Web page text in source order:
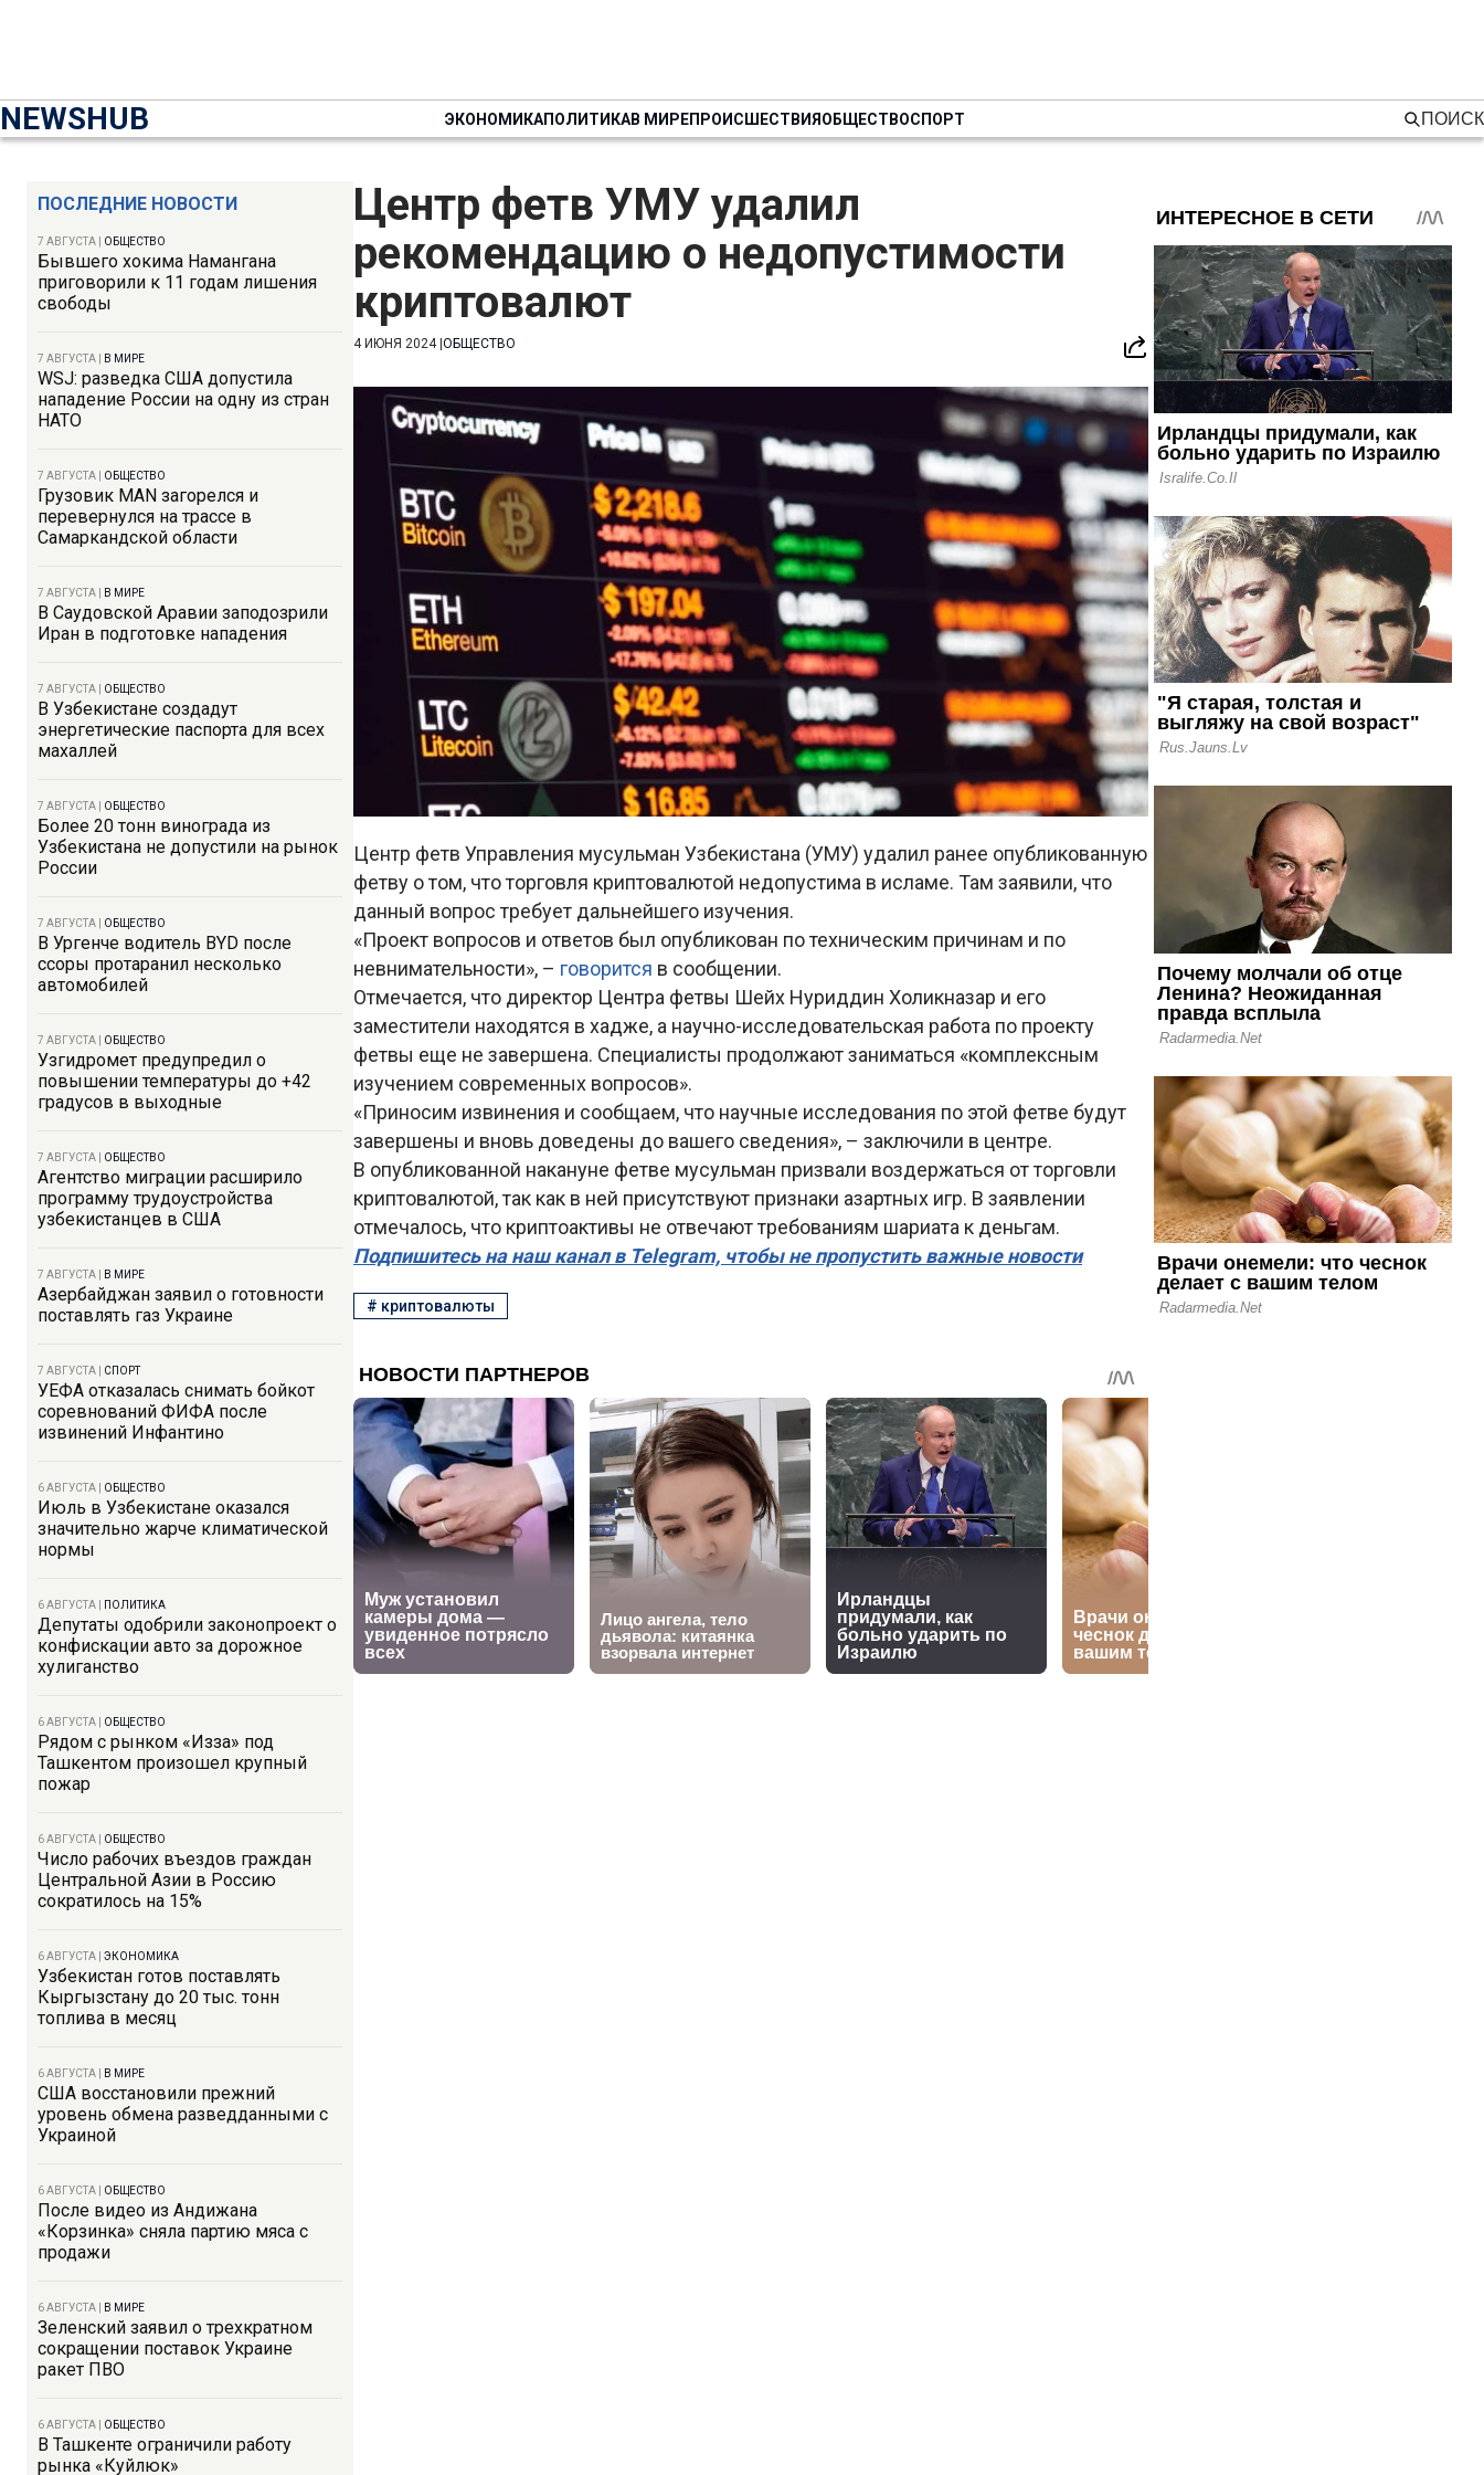
NEWSHUB ЭКОНОМИКАПОЛИТИКАВ МИРЕПРОИСШЕСТВИЯОБЩЕСТВОСПОРТ ПОИСК
ПОСЛЕДНИЕ НОВОСТИ
7 АВГУСТА ОБЩЕСТВО
Бывшего хокима Намангана
приговорили к 11 годам лишения
свободы
7 АВГУСТА В МИРЕ
WSJ: разведка США допустила
нападение России на одну из стран
НАТО
7 АВГУСТА ОБЩЕСТВО
Грузовик MAN загорелся и
перевернулся на трассе в
Самаркандской области
7 АВГУСТА В МИРЕ
В Саудовской Аравии заподозрили
Иран в подготовке нападения
7 АВГУСТА ОБЩЕСТВО
В Узбекистане создадут
энергетические паспорта для всех
махаллей
7 АВГУСТА ОБЩЕСТВО
Более 20 тонн винограда из
Узбекистана не допустили на рынок
России
7 АВГУСТА ОБЩЕСТВО
В Ургенче водитель BYD после
ссоры протаранил несколько
автомобилей
7 АВГУСТА ОБЩЕСТВО
Узгидромет предупредил о
повышении температуры до +42
градусов в выходные
7 АВГУСТА ОБЩЕСТВО
Агентство миграции расширило
программу трудоустройства
узбекистанцев в США
7 АВГУСТА В МИРЕ
Азербайджан заявил о готовности
поставлять газ Украине
7 АВГУСТА СПОРТ
УЕФА отказалась снимать бойкот
соревнований ФИФА после
извинений Инфантино
6 АВГУСТА ОБЩЕСТВО
Июль в Узбекистане оказался
значительно жарче климатической
нормы
6 АВГУСТА ПОЛИТИКА
Депутаты одобрили законопроект о
конфискации авто за дорожное
хулиганство
6 АВГУСТА ОБЩЕСТВО
Рядом с рынком «Изза» под
Ташкентом произошел крупный
пожар
6 АВГУСТА ОБЩЕСТВО
Число рабочих въездов граждан
Центральной Азии в Россию
сократилось на 15%
6 АВГУСТА ЭКОНОМИКА
Узбекистан готов поставлять
Кыргызстану до 20 тыс. тонн
топлива в месяц
6 АВГУСТА В МИРЕ
США восстановили прежний
уровень обмена разведданными с
Украиной
6 АВГУСТА ОБЩЕСТВО
После видео из Андижана
«Корзинка» сняла партию мяса с
продажи
6 АВГУСТА В МИРЕ
Зеленский заявил о трехкратном
сокращении поставок Украине
ракет ПВО
6 АВГУСТА ОБЩЕСТВО
В Ташкенте ограничили работу
рынка «Куйлюк»
Центр фетв УМУ удалил
рекомендацию о недопустимости
криптовалют
4 ИЮНЯ 2024| ОБЩЕСТВО
Центр фетв Управления мусульман Узбекистана (УМУ) удалил ранее опубликованную
фетву о том, что торговля криптовалютой недопустима в исламе. Там заявили, что
данный вопрос требует дальнейшего изучения.
«Проект вопросов и ответов был опубликован по техническим причинам и по
невнимательности», – говорится в сообщении.
Отмечается, что директор Центра фетвы Шейх Нуриддин Холикназар и его
заместители находятся в хадже, а научно-исследовательская работа по проекту
фетвы еще не завершена. Специалисты продолжают заниматься «комплексным
изучением современных вопросов».
«Приносим извинения и сообщаем, что научные исследования по этой фетве будут
завершены и вновь доведены до вашего сведения», – заключили в центре.
В опубликованной накануне фетве мусульман призвали воздержаться от торговли
криптовалютой, так как в ней присутствуют признаки азартных игр. В заявлении
отмечалось, что криптоактивы не отвечают требованиям шариата к деньгам.
Подпишитесь на наш канал в Telegram, чтобы не пропустить важные новости
# криптовалюты